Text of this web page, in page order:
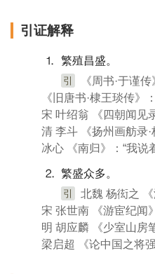
引证解释
⒈ 繁殖昌盛。
引
《周书·于谨
《旧唐书·棣王琰传》
宋 叶绍翁 《四朝闻见
清 李斗 《扬州画舫录
冰心 《南归》：“我说
⒉ 繁盛众多。
引
北魏 杨衒之
宋 张世南 《游宦纪闻
明 胡应麟 《少室山房
梁启超 《论中国之将